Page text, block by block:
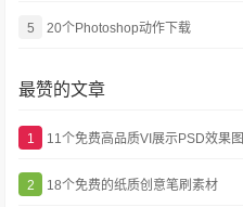
5 20个Photoshop动作下载
最赞的文章
1 11个免费高品质VI展示PSD效果图
2 18个免费的纸质创意笔刷素材